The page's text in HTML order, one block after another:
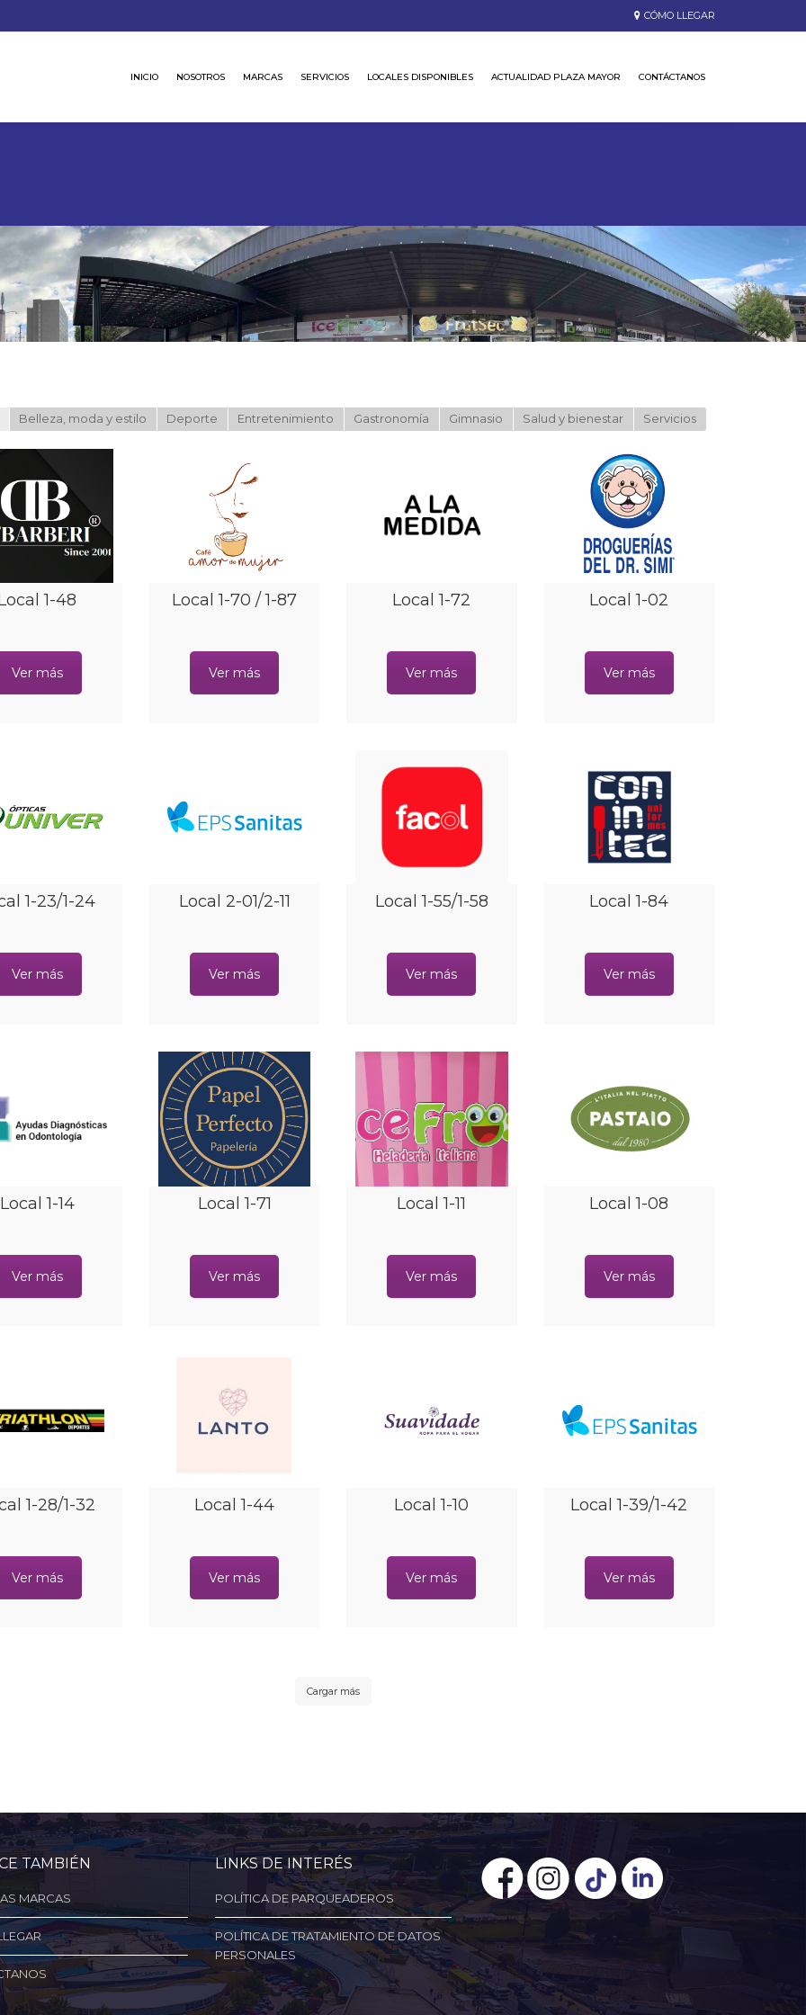
CÓMO LLEGAR
INICIO NOSOTROS MARCAS SERVICIOS LOCALES DISPONIBLES ACTUALIDAD PLAZA MAYOR CONTÁCTANOS
Belleza, moda y estilo Deporte Entretenimiento Gastronomía Gimnasio Salud y bienestar Servicios
1-48
Ver más
Local 1-70 / 1-87
Ver más
Local 1-72
Ver más
Local 1-02
Ver más
1-23/1-24
Ver más
Local 2-01/2-11
Ver más
Local 1-55/1-58
Ver más
Local 1-84
Ver más
Local 1-14
Ver más
Local 1-71
Ver más
Local 1-11
Ver más
Local 1-08
Ver más
1-28/1-32
Ver más
Local 1-44
Ver más
Local 1-10
Ver más
Local 1-39/1-42
Ver más
Cargar más
TAMBIÉN
MARCAS
LINKS DE INTERÉS
POLÍTICA DE PARQUEADEROS
POLÍTICA DE TRATAMIENTO DE DATOS
PERSONALES